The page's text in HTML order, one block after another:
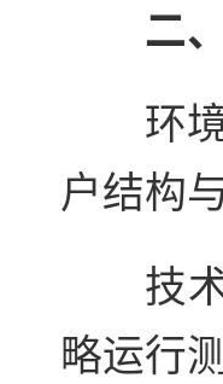
二
环
户结构
技
略运行